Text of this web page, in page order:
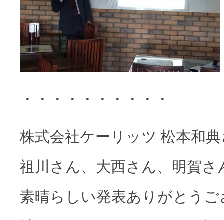
・・・・・・・・・・
株式会社ケーリッツ 松本和
祖川さん、大西さん、明賀さ
素晴らしい発表ありがとう